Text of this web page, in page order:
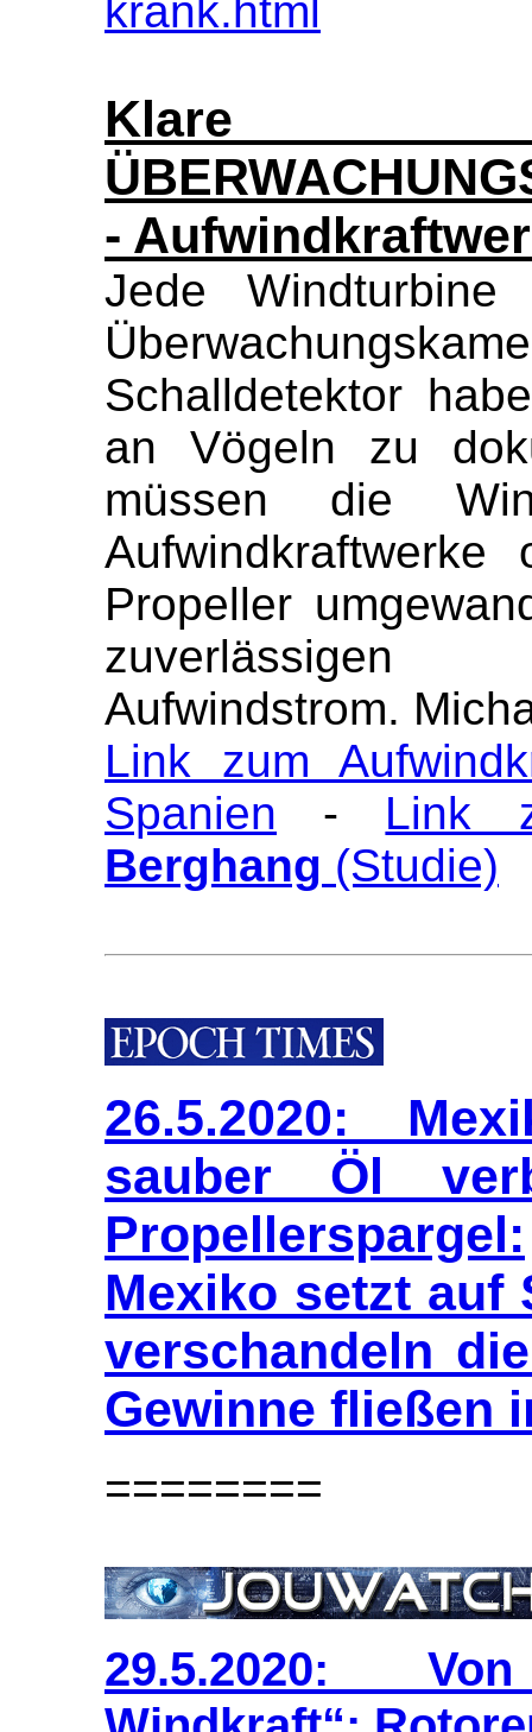
krank.html
Klare
-
Jede
Schalldetektor
an Vögeln zu
müssen die
Aufwindkraftwerke
Propeller
zuverlässigen
Aufwindstrom.
Link zum
Spanien - Link
Berghang (Studie)
26.5.2020:
sauber Öl
Propellerspargel:
Mexiko setzt auf
verschandeln
Gewinne fließen
========
29.5.2020: